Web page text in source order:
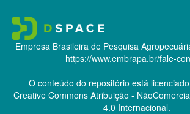
Empresa Brasileira de Pesquisa
https://www.embrapa.br/fale-
O conteúdo do repositório está
Creative CommonsAtribuição -
4.0 Internacional.